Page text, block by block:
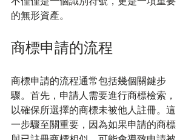
的無形資產。
商標申請的流程
商標申請的流程通常包括幾個關鍵步
驟。首先，申請人需要進行商標檢索，
以確保所選擇的商標未被他人註冊。這
一步驟至關重要，因為如果申請的商標